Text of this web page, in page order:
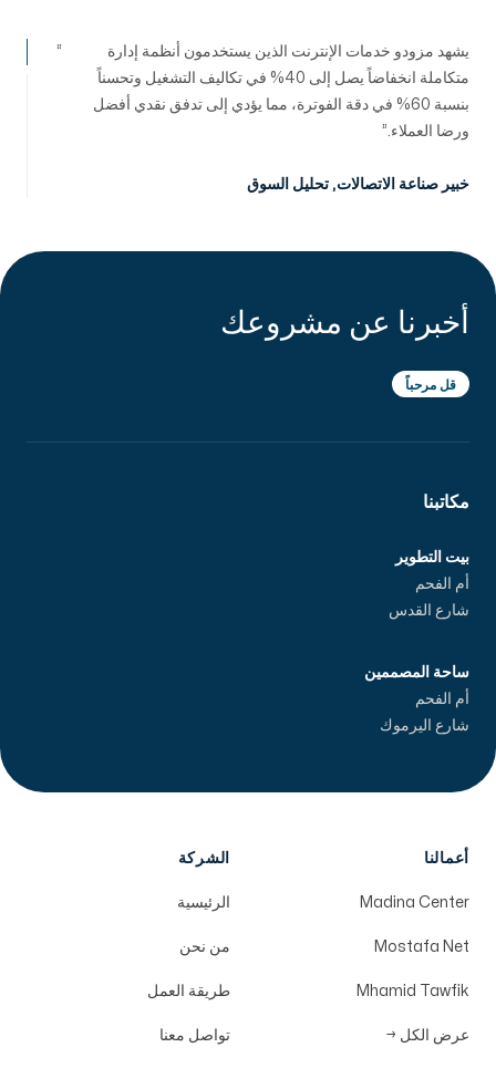
يشهد مزودو خدمات الإنترنت الذين يستخدمون أنظمة إدارة
متكاملة انخفاضاً يصل إلى 40% في تكاليف التشغيل وتحسناً
بنسبة 60% في دقة الفوترة، مما يؤدي إلى تدفق نقدي أفضل
ورضا العملاء.
خبير صناعة الاتصالات, تحليل السوق
أخبرنا عن مشروعك
قل مرحباً
مكاتبنا
بيت التطوير
أم الفحم
شارع القدس
ساحة المصممين
أم الفحم
شارع اليرموك
أعمالنا
Madina Center
Mostafa Net
Mhamid Tawfik
عرض الكل →
الشركة
الرئيسية
من نحن
طريقة العمل
تواصل معنا